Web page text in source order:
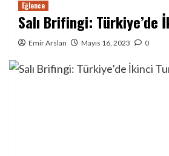
Eğlence
Salı Brifingi: Türkiye’de
Emir Arslan Mayıs 16, 2023 0